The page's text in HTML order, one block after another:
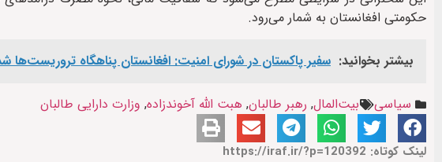
حکومتی افغانستان به شمار می‌رود.
بیشتر بخوانید: سفیر پاکستان در شورای امنیت: افغانستان پناهگاه تروریست‌ها
سیاسی بیت‌المال, رهبر طالبان, هبت الله آخوندزاده, وزارت دارایی طالبان
لینک کوتاه: https://iraf.ir/?p=120392